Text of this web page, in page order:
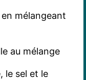
mélangeant
au mélange
le sel et le